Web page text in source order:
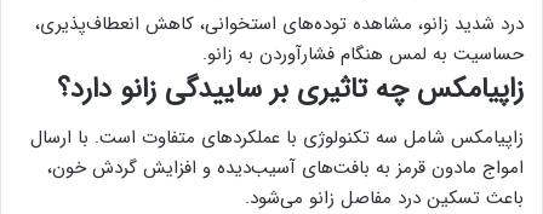
درد شدید زانو، مشاهده توده‌های استخوانی، کاهش انعطاف‌پذیری،
حساسیت به لمس هنگام فشار‌آوردن به زانو.
زاپیامکس چه تاثیری بر ساییدگی زانو دارد؟
زاپیامکس شامل سه تکنولوژی با عملکرد‌های متفاوت است. با ارسال
امواج مادون قرمز به بافت‌های آسیب‌دیده و افزایش گردش خون،
باعث تسکین درد مفاصل زانو می‌شود.